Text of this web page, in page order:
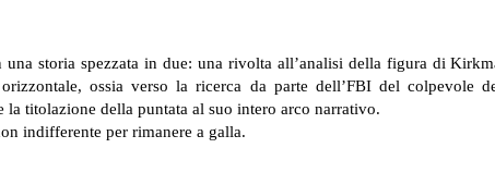
storia spezzata in due: una rivolta all’analisi della figura di
ossia verso la ricerca da parte dell’FBI del colpevole
titolazione della puntata al suo intero arco narrativo.
indifferente per rimanere a galla.